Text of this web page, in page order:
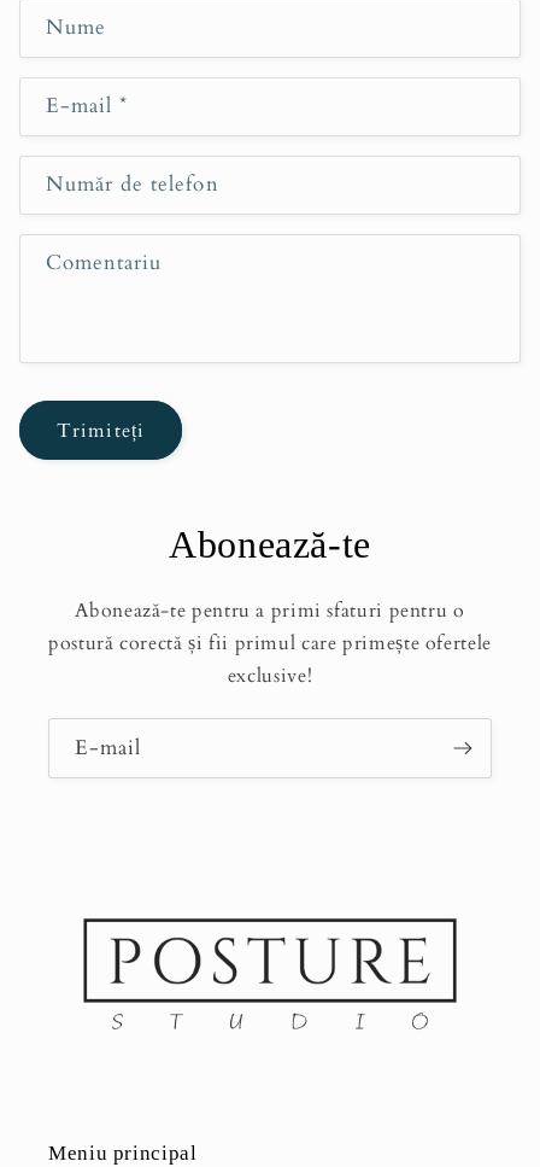
r
u
a
r
o
n
t
Nume
E-mail*
Număr de telefon
Comentariu
Trimiteți
Abonează-te
Abonează-te pentru a primi sfaturi pentru o
postură corectă și fii primul care primește ofertele
exclusive!
E-mail
Meniu principal